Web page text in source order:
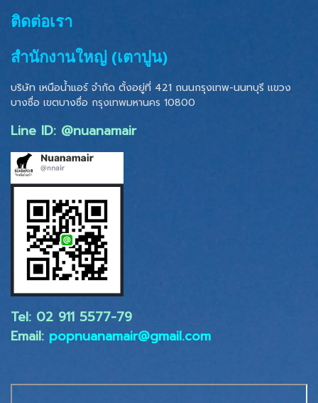
ติดต่อเรา
สำนักงานใหญ่ (เตาปูน)
บริษัท เหนือน้ำแอร์ จำกัด ตั้งอยู่ที่ 421 ถนนกรุงเทพ-นนทบุรี แขวง
บางซื่อ เขตบางซื่อ กรุงเทพมหานคร 10800
Line ID: @nuanamair
Tel: 02 ​911 5577-79
Email: popnuanamair@gmail.com